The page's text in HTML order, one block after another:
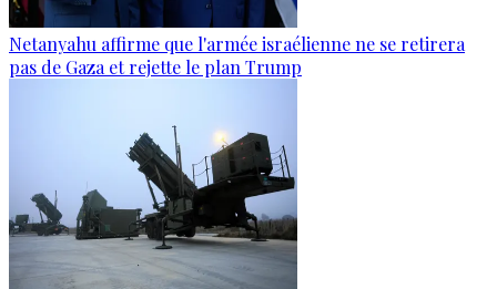
Netanyahu affirme que l'armée israélienne ne se retirera
pas de Gaza et rejette le plan Trump